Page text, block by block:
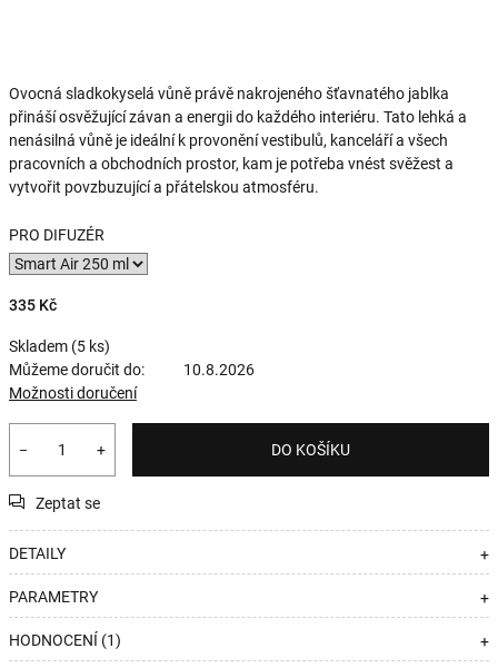
Ovocná sladkokyselá vůně právě nakrojeného šťavnatého jablka
přináší osvěžující závan a energii do každého interiéru. Tato lehká a
nenásilná vůně je ideální k provonění vestibulů, kanceláří a všech
pracovních a obchodních prostor, kam je potřeba vnést svěžest a
vytvořit povzbuzující a přátelskou atmosféru.
PRO DIFUZÉR
335 Kč
Skladem (5 ks)
Můžeme doručit do:
10.8.2026
Možnosti doručení
+
− DO KOŠÍKU
Zeptat se
DETAILY +
PARAMETRY +
HODNOCENÍ (1) +